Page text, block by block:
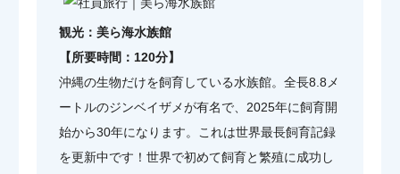
観光：美ら海水族館
【所要時間：120分】
沖縄の生物だけを飼育している水族館。全長8.8メ
ートルのジンベイザメが有名で、2025年に飼育開
始から30年になります。これは世界最長飼育記録
を更新中です！世界で初めて飼育と繁殖に成功し